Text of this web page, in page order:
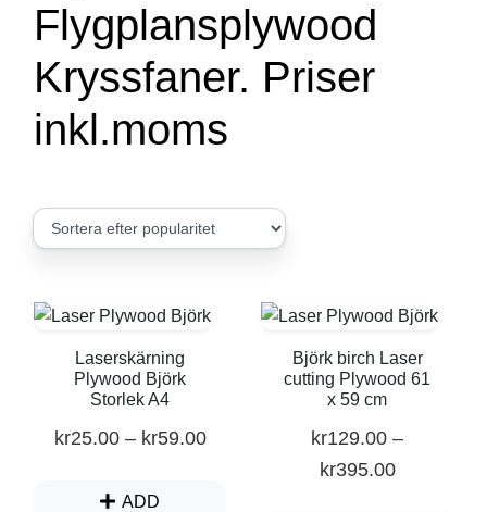
Faner
Övrig information & tipps
Fynd hörna
Flygplansplywood
Kryssfaner. Priser
inkl.moms
Laserskärning
Plywood Björk
Storlek A4
kr25.00– kr59.00
ADD
Björk birch Laser
cutting Plywood 61
x 59 cm
kr129.00 –
kr395.00